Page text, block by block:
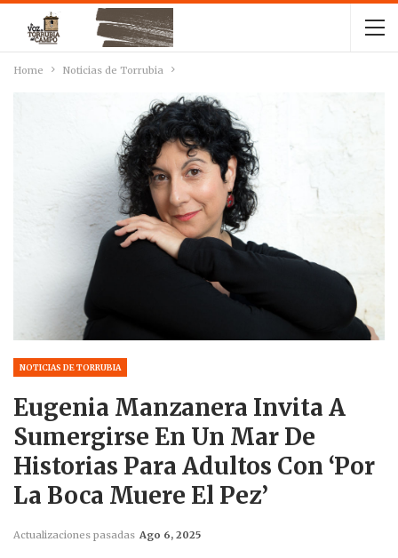
Home Noticias de Torrubia
NOTICIAS DE TORRUBIA
Eugenia Manzanera Invita A
Sumergirse En Un Mar De
Historias Para Adultos Con ‘Por
La Boca Muere El Pez’
Actualizaciones pasadas Ago 6, 2025